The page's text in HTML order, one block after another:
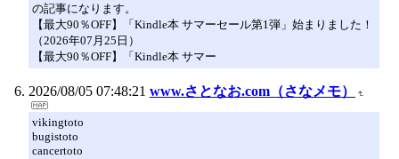
の記事になります。
【最大90％OFF】「Kindle本 サマーセール第1弾」始まりました！
（2026年07月25日）
【最大90％OFF】「Kindle本 サマー
2026/08/05 07:48:21 www.さとなお.com（さなメモ）
vikingtoto
bugistoto
cancertoto